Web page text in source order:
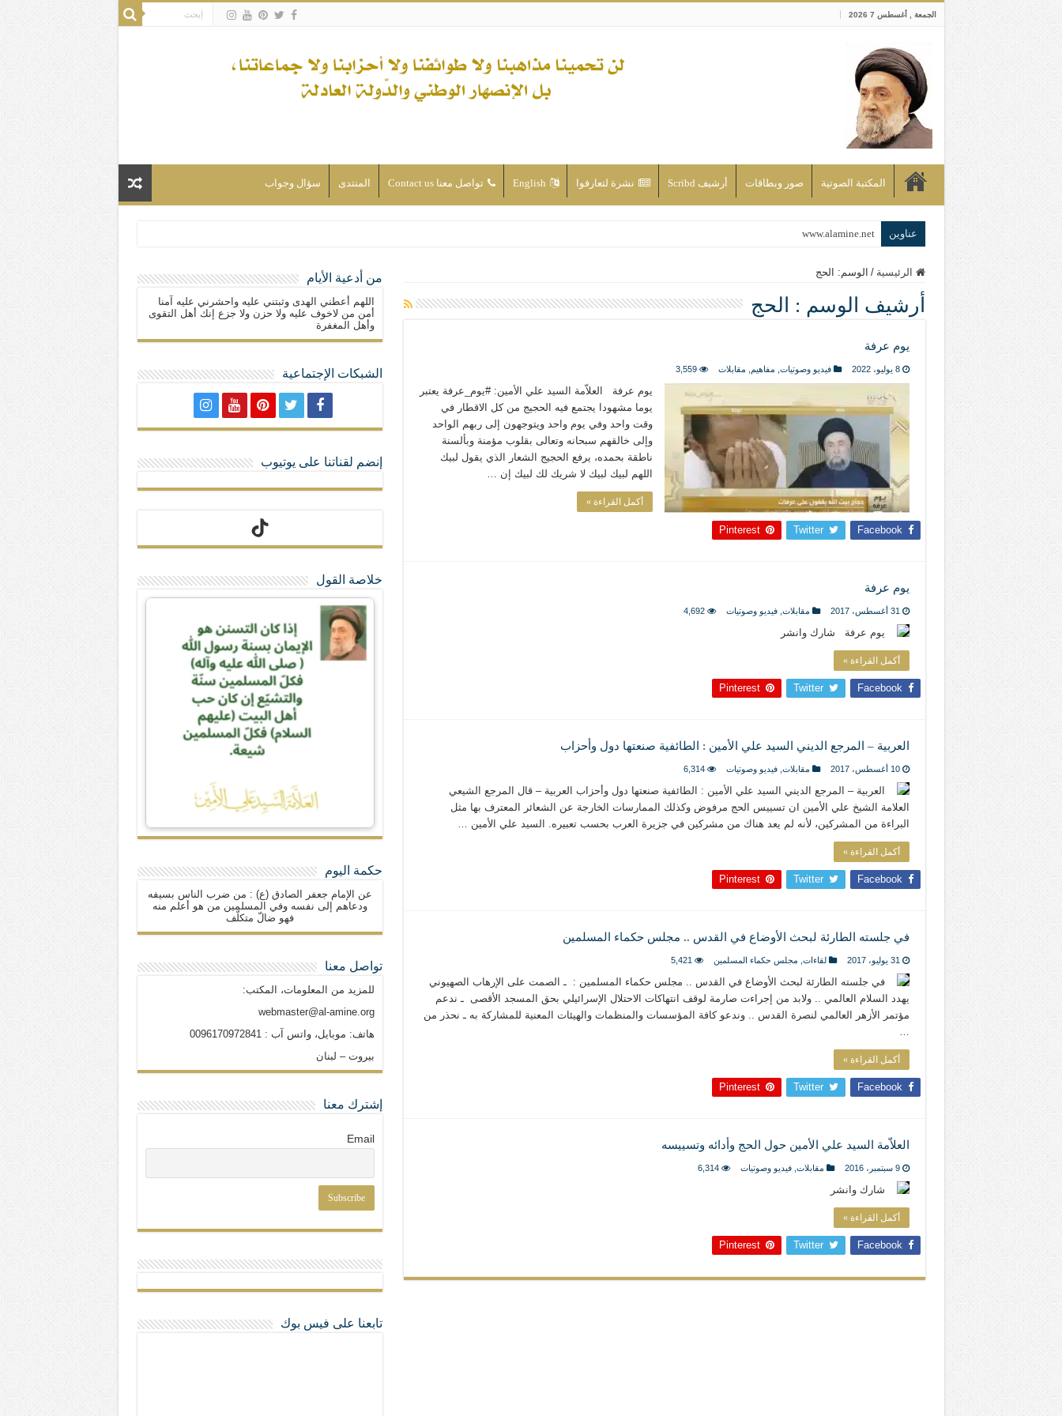
الجمعة , أغسطس 7 2026
المكتبة الصوتية صور وبطاقات أرشيف Scribd نشرة لتعارفوا English تواصل معنا Contact us المنتدى سؤال وجواب
عناوين www.alamine.net
إذا كان التسنن هو الإيمان بسنة رسول الله ( صلى الله عليه وآله) فكلّ المسلمين سنّة والتشيّع إن كان حب أهل البيت (عليهم السلام) فكلّ المسلمين شيعة.
علاقات المذاهب والأديان لا يجوز أن تكون على حساب الأوطان
ليست المنفعة تأتي من إسلامية النّظام كما لا تأتي المضرة من مسيحية النظام
المتهاون بوطنه متهاون بدينه حتماً
نسج العلاقة مع الآخر تكون من خلال منظومة القيم و المبادئ الانسانية التي تجعل الناس سواسية لا تفرق بينهم أعراق و ألوان و لا تمنحهم الامتيازات أنساب و أديان
الرئيسية / الوسم: الحج
أرشيف الوسم : الحج
يوم عرفة
8 يوليو، 2022 فيديو وصوتيات مفاهيم مقابلات 3,559
يوم عرفة العلاّمة السيد علي الأمين: #يوم_عرفة يعتبر
يوما مشهودا يجتمع فيه الحجيج من كل الاقطار في
وقت واحد وفي يوم واحد ويتوجهون إلى ربهم الواحد
وإلى خالقهم سبحانه وتعالى بقلوب مؤمنة وبألسنة
ناطقة بحمده، يرفع الحجيج الشعار الذي يقول لبيك
اللهم لبيك لبيك لا شريك لك لبيك إن …
أكمل القراءة »
Facebook
Twitter
Pinterest
يوم عرفة
31 أغسطس، 2017 مقابلات ,فيديو وصوتيات 4,692
يوم عرفة شارك وانشر
أكمل القراءة »
Facebook
Twitter
Pinterest
العربية – المرجع الديني السيد علي الأمين : الطائفية صنعتها دول وأحزاب
10 أغسطس، 2017 مقابلات ,فيديو وصوتيات 6,314
العربية – المرجع الديني السيد علي الأمين : الطائفية صنعتها دول وأحزاب العربية – قال المرجع الشيعي
العلامة الشيخ علي الأمين ان تسييس الحج مرفوض وكذلك الممارسات الخارجة عن الشعائر المعترف بها مثل
البراءة من المشركين، لأنه لم يعد هناك من مشركين في جزيرة العرب بحسب تعبيره. السيد علي الأمين …
أكمل القراءة »
Facebook
Twitter
Pinterest
في جلسته الطارئة لبحث الأوضاع في القدس .. مجلس حكماء المسلمين
31 يوليو، 2017 لقاءات مجلس حكماء المسلمين 5,421
في جلسته الطارئة لبحث الأوضاع في القدس .. مجلس حكماء المسلمين : ـ الصمت على الإرهاب الصهيوني
يهدد السلام العالمي .. ولابد من إجراءت صارمة لوقف انتهاكات الاحتلال الإسرائيلي بحق المسجد الأقصى ـ ندعم
مؤتمر الأزهر العالمي لنصرة القدس .. وندعو كافة المؤسسات والمنظمات والهيئات المعنية للمشاركة به ـ نحذر من
…
أكمل القراءة »
Facebook
Twitter
Pinterest
العلاّمة السيد علي الأمين حول الحج وأدائه وتسييسه
9 سبتمبر، 2016 مقابلات ,فيديو وصوتيات 6,314
شارك وانشر
أكمل القراءة »
Facebook
Twitter
Pinterest
من أدعية الأيام
اللهم أعطني الهدى وثبتني عليه واحشرني عليه آمنا
أمن من لاخوف عليه ولا حزن ولا جزع إنك أهل التقوى
وأهل المغفرة
الشبكات الإجتماعية
إنضم لقناتنا على يوتيوب
تيك توك
خلاصة القول
حكمة اليوم
عن الإمام جعفر الصادق (ع) : من ضرب الناس بسيفه
ودعاهم إلى نفسه وفي المسلمين من هو أعلم منه
فهو ضالّ متكلّف
تواصل معنا
للمزيد من المعلومات، المكتب:
webmaster@al-amine.org
هاتف: موبايل، واتس آب : 0096170972841
بيروت – لبنان
إشترك معنا
Email
تابعنا على فيس بوك